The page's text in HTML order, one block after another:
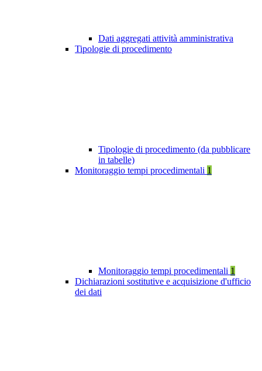
Dati aggregati attività amministrativa
Tipologie di procedimento
Tipologie di procedimento (da pubblicare
in tabelle)
Monitoraggio tempi procedimentali 1
Monitoraggio tempi procedimentali 1
Dichiarazioni sostitutive e acquisizione d'ufficio
dei dati